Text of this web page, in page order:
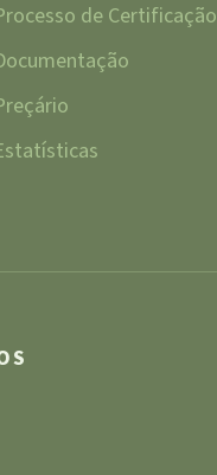
de Certificação